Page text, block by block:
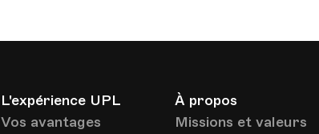
L'expérience UPL
Vos avantages
À propos
Missions et valeurs